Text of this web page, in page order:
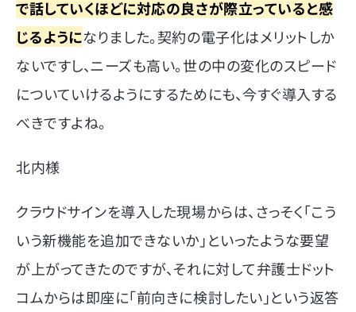
で話していくほどに対応の良さが際立っていると感
じるようになりました。契約の電子化はメリットしか
ないですし、ニーズも高い。世の中の変化のスピード
についていけるようにするためにも、今すぐ導入する
べきですよね。
北内様
クラウドサインを導入した現場からは、さっそく「こう
いう新機能を追加できないか」といったような要望
が上がってきたのですが、それに対して弁護士ドット
コムからは即座に「前向きに検討したい」という返答